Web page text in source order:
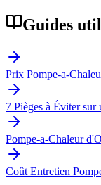
Guides
Prix Pompe-a-
7 Pièges à Éviter sur
Pompe-a-Chaleur
Coût Entretien